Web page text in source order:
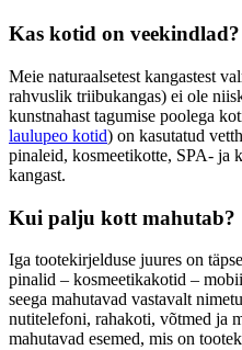
Kas kotid on veekindlad?
Meie naturaalsetest kangastest
rahvuslik triibukangas) ei ole
kunstnahast tagumise poolega
laulupeo kotid) on kasutatud
pinaleid, kosmeetikotte, SPA- ja
kangast.
Kui palju kott mahutab?
Iga tootekirjelduse juures on
pinalid – kosmeetikakotid –
seega mahutavad vastavalt
nutitelefoni, rahakoti, võtmed ja
mahutavad esemed, mis on